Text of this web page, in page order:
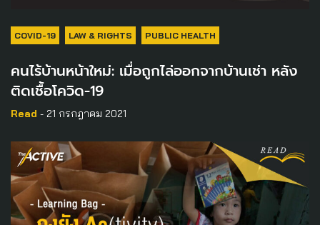
COVID-19 LAW & RIGHTS PUBLIC HEALTH
คนไร้บ้านหน้าใหม่: เมื่อถูกไล่ออกจากบ้านเช่า หลัง
ติดเชื้อโควิด-19
Read - 21 กรกฎาคม 2021